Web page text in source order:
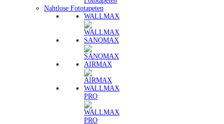
Nahtlose Fototapeten
WALLMAX
SANOMAX
AIRMAX
WALLMAX
PRO